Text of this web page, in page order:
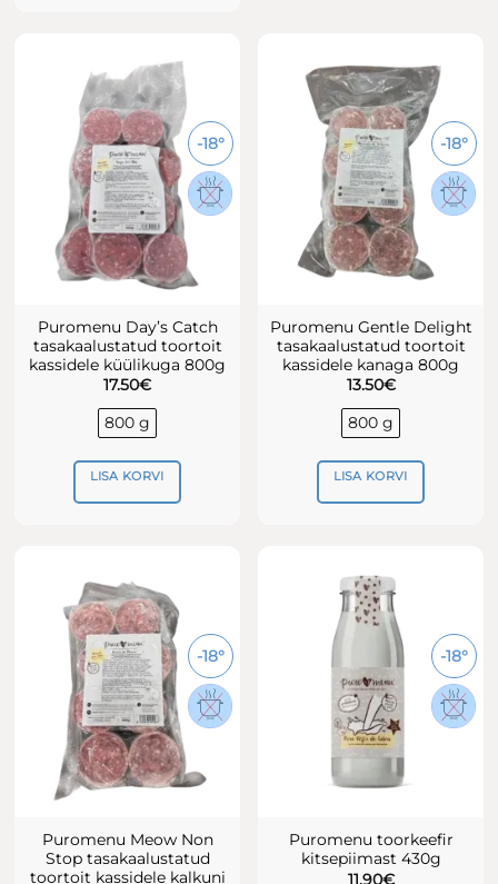
mitu
varianti.
Valikuid
saab
teha
tootelehel.
-18°
Puromenu Day’s Catch
tasakaalustatud toortoit
kassidele küülikuga 800g
17.50€
800 g
LISA KORVI
-18°
Puromenu Gentle Delight
tasakaalustatud toortoit
kassidele kanaga 800g
13.50€
800 g
LISA KORVI
-18°
Puromenu Meow Non
Stop tasakaalustatud
toortoit kassidele kalkuni
-18°
Puromenu toorkeefir
kitsepiimast 430g
11.90€